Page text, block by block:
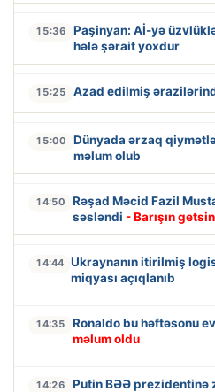
15:36
Paşinyan: Aİ-yə
hələ şərait yoxdur
15:25 Azad edilmiş
15:00
Dünyada ərzaq
məlum olub
14:50
Rəşad Məcid Fazil
səsləndi - Barışın
14:44 Ukraynanın itirilmiş
miqyası açıqlanıb
14:35 Ronaldo bu həftəsonu
məlum oldu
14:26 Putin BƏƏ prezidentinə